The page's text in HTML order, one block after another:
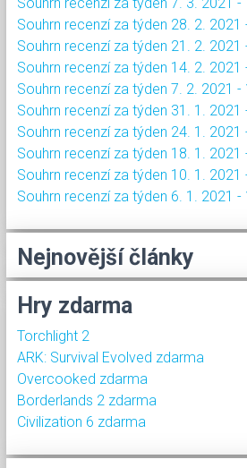
Souhrn recenzí za týden 28. 2. 2021 -
Souhrn recenzí za týden 21. 2. 2021 -
Souhrn recenzí za týden 14. 2. 2021 -
Souhrn recenzí za týden 7. 2. 2021 -
Souhrn recenzí za týden 31. 1. 2021 -
Souhrn recenzí za týden 24. 1. 2021 -
Souhrn recenzí za týden 18. 1. 2021 -
Souhrn recenzí za týden 10. 1. 2021 -
Souhrn recenzí za týden 6. 1. 2021 -
Nejnovější články
Hry zdarma
Torchlight 2
ARK: Survival Evolved zdarma
Overcooked zdarma
Borderlands 2 zdarma
Civilization 6 zdarma